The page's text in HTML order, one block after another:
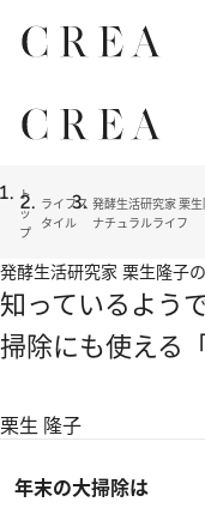
ト
ッ
プ
ライフス
タイル
発酵生活研究家 栗生
ナチュラルライフ
発酵生活研究家 栗生隆子
知っているよう
掃除にも使える
栗生 隆子
年末の大掃除は